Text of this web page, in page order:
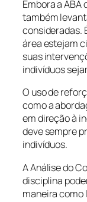
Embora a
também
consideradas.
área estejam
suas
indivíduos
O uso de
como a
em direção à
deve sempre
indivíduos.
A Análise do
disciplina
maneira